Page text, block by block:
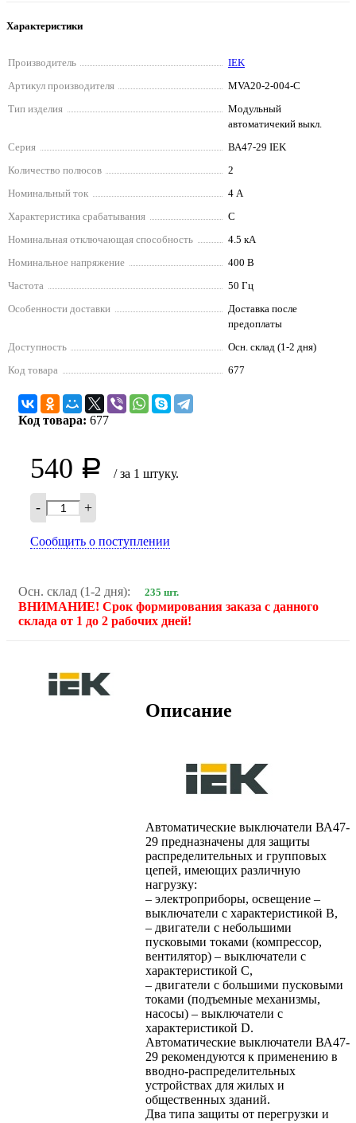
Характеристики
Производитель
IEK
Артикул производителя
MVA20-2-004-C
Тип изделия
Модульный
автоматичекий выкл.
Серия
ВА47-29 IEK
Количество полюсов
2
Номинальный ток
4 А
Характеристика срабатывания
C
Номинальная отключающая способность
4.5 кА
Номинальное напряжение
400 В
Частота
50 Гц
Особенности доставки
Доставка после
предоплаты
Доступность
Осн. склад (1-2 дня)
Код товара
677
Код товара: 677
540 Р / за 1 штуку.
- +
Сообщить о поступлении
Осн. склад (1-2 дня): 235 шт.
ВНИМАНИЕ! Срок формирования заказа с данного
склада от 1 до 2 рабочих дней!
Описание
Автоматические выключатели ВА47-
29 предназначены для защиты
распределительных и групповых
цепей, имеющих различную
нагрузку:
– электроприборы, освещение –
выключатели с характеристикой В,
– двигатели с небольшими
пусковыми токами (компрессор,
вентилятор) – выключатели с
характеристикой C,
– двигатели с большими пусковыми
токами (подъемные механизмы,
насосы) – выключатели с
характеристикой D.
Автоматические выключатели ВА47-
29 рекомендуются к применению в
вводно-распределительных
устройствах для жилых и
общественных зданий.
Два типа защиты от перегрузки и